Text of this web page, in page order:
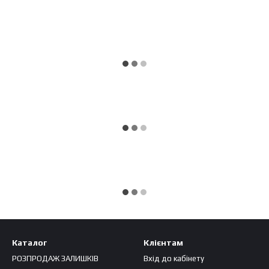
Каталог
РОЗПРОДАЖ ЗАЛИШКІВ
Клієнтам
Вхід до кабінету